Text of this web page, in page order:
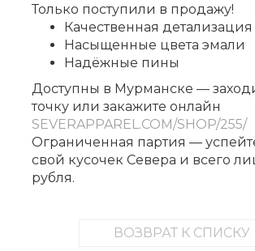
Только поступили в продажу!
Качественная детализация
Насыщенные цвета эмали
Надёжные пины
Доступны в Мурманске —
точку или закажите онлайн
SEVERAPPAREL.COM/SHOP/255/
Ограниченная партия —
свой кусочек Севера и всего
рубля.
ВОЗВРАТ К СПИСКУ